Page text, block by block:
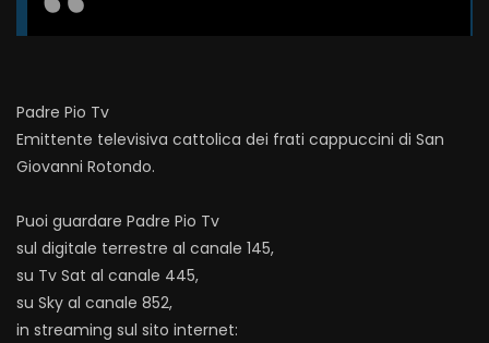
Padre Pio Tv
Emittente televisiva cattolica dei frati cappuccini di San
Giovanni Rotondo.
Puoi guardare Padre Pio Tv
sul digitale terrestre al canale 145,
su Tv Sat al canale 445,
su Sky al canale 852,
in streaming sul sito internet: